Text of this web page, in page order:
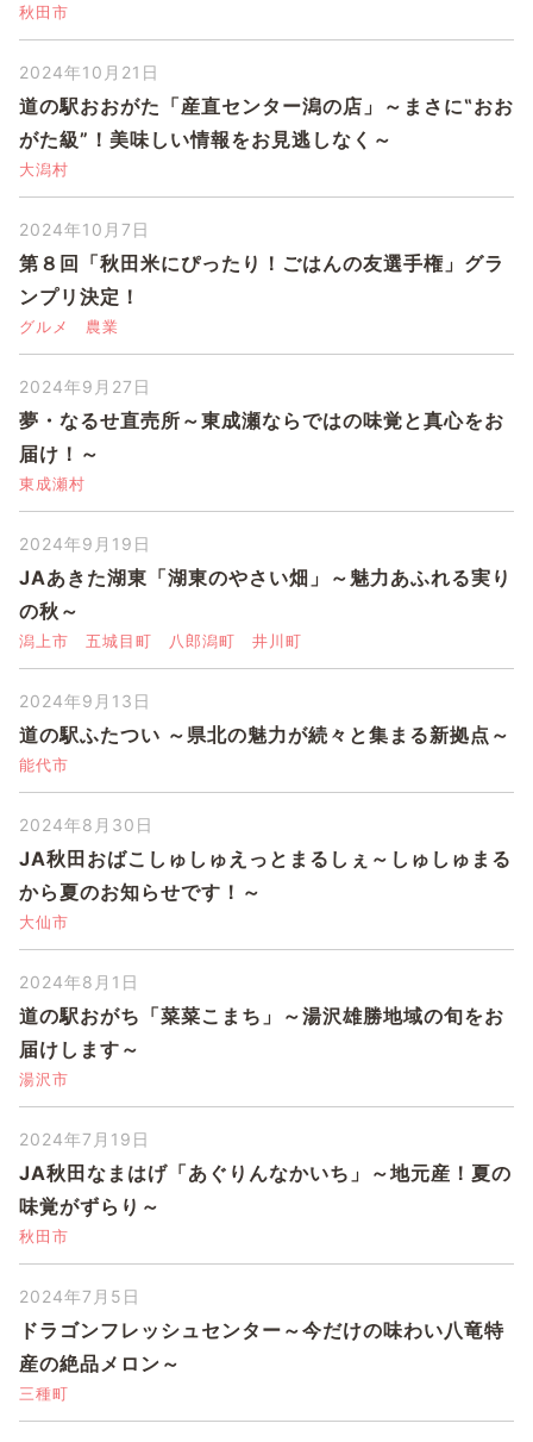
秋田市
2024年10月21日
道の駅おおがた「産直センター潟の店」～まさに‟おお
がた級”！美味しい情報をお見逃しなく～
大潟村
2024年10月7日
第８回「秋田米にぴったり！ごはんの友選手権」グラ
ンプリ決定！
グルメ 農業
2024年9月27日
夢・なるせ直売所～東成瀬ならではの味覚と真心をお
届け！～
東成瀬村
2024年9月19日
JAあきた湖東「湖東のやさい畑」～魅力あふれる実り
の秋～
潟上市 五城目町 八郎潟町 井川町
2024年9月13日
道の駅ふたつい ～県北の魅力が続々と集まる新拠点～
能代市
2024年8月30日
JA秋田おばこしゅしゅえっとまるしぇ～しゅしゅまる
から夏のお知らせです！～
大仙市
2024年8月1日
道の駅おがち「菜菜こまち」～湯沢雄勝地域の旬をお
届けします～
湯沢市
2024年7月19日
JA秋田なまはげ「あぐりんなかいち」～地元産！夏の
味覚がずらり～
秋田市
2024年7月5日
ドラゴンフレッシュセンター～今だけの味わい八竜特
産の絶品メロン～
三種町